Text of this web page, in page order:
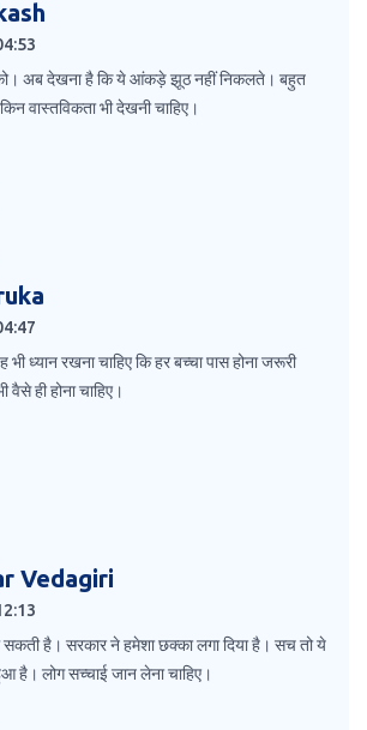
को। अब देखना है कि ये आंकड़े झूठ नहीं निकलते। बहुत
वास्तविकता भी देखनी चाहिए।
ध्यान रखना चाहिए कि हर बच्चा पास होना जरूरी
वैसे ही होना चाहिए।
Vedagiri
है। सरकार ने हमेशा छक्का लगा दिया है। सच तो ये
है। लोग सच्चाई जान लेना चाहिए।